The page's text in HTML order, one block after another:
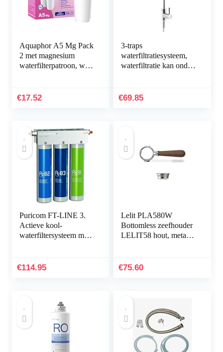
Aquaphor A5 Mg Pack
2 met magnesium
waterfilterpatroon, wit,
€17.52
3-traps
waterfiltratiesysteem,
waterfiltratie kan onder
Waterfiltratiesysteem
€69.85
Puricom FT-LINE 3.
Actieve kool-
waterfiltersysteem met
geschikt voor…
€114.95
Lelit PLA580W
Bottomless zeefhouder
LELIT58 hout, metaal,
€75.60